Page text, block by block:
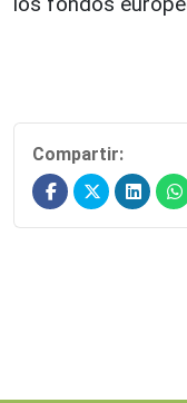
Compartir: